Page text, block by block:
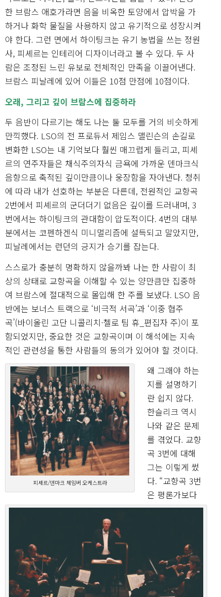
한 브람스 애호가라면 음을 비옥한 토양에서 압박을 가
하거나 화학 물질을 사용하지 않고 유기적으로 성장시켜
야 한다. 그런 면에서 하이팅크는 유기 농법을 쓰는 정원
사, 피셰르는 인테리어 디자이너라고 볼 수 있다. 두 사
람은 조정된 느린 유보로 전체적인 만족을 이끌어낸다.
브람스 피날레에 있어 이들은 10점 만점에 10점이다.
오래, 그리고 깊이 브람스에 집중하라
두 음반이 다르기는 해도 나는 둘 모두를 거의 비슷하게
만끽했다. LSO의 전 프로듀서 제임스 맬린슨의 손길로
변화한 LSO는 내 기억보다 훨씬 매끄럽게 들리고, 피셰
르의 연주자들은 채식주의자식 금욕에 가까운 덴마크식
음향으로 축적된 깊이만큼이나 웅장함을 자아낸다. 청취
에 따라 내가 선호하는 부분은 다른데, 전원적인 교향곡
2번에서 피셰르의 군더더기 없음은 깊이를 드러내며, 3
번에서는 하이팅크의 관대함이 압도적이다. 4번의 대부
분에서는 코펜하겐식 미니멀리즘에 설득되고 말았지만,
피날레에서는 런던의 긍지가 승기를 잡는다.
스스로가 충분히 명확하지 않을까봐 나는 한 사람이 최
상의 상태로 교향곡을 이해할 수 있는 양만큼만 집중하
여 브람스에 절대적으로 몰입해 한 주를 보냈다. LSO 음
반에는 보너스 트랙으로 ‘비극적 서곡’과 ‘이중 협주
곡’(바이올린 고단 니콜리치·첼로 팀 휴_편집자 주)이 포
함되었지만, 중요한 것은 교향곡이며 이 해석에는 지속
적인 관련성을 통한 사람들의 동의가 있어야 할 것이다.
피셰르/덴마크 체임버 오케스트라
왜 그래야 하는
지를 설명하기
란 쉽지 않다.
한슬리크 역시
나와 같은 문제
를 겪었다. 교향
곡 3번에 대해
그는 이렇게 썼
다. “교향곡 3번
은 평론가보다